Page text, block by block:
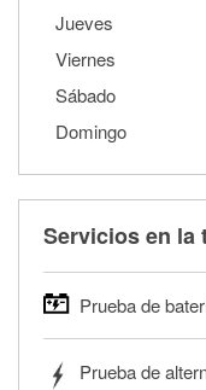
Jueves
Viernes
Sábado
Domingo
Servicios en la
Prueba de
autos, camionetas,
Prueba de